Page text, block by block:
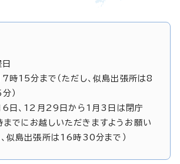
15分まで（ただし、似島出張所は8
）
6日、12月29日から1月3日は閉庁
までにお越しいただきますようお願い
、似島出張所は16時30分まで）